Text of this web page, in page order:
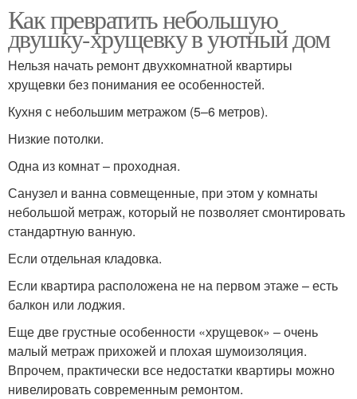
Как превратить небольшую
двушку-хрущевку в уютный дом
Нельзя начать ремонт двухкомнатной квартиры
хрущевки без понимания ее особенностей.
Кухня с небольшим метражом (5–6 метров).
Низкие потолки.
Одна из комнат – проходная.
Санузел и ванна совмещенные, при этом у комнаты
небольшой метраж, который не позволяет смонтировать
стандартную ванную.
Если отдельная кладовка.
Если квартира расположена не на первом этаже – есть
балкон или лоджия.
Еще две грустные особенности «хрущевок» – очень
малый метраж прихожей и плохая шумоизоляция.
Впрочем, практически все недостатки квартиры можно
нивелировать современным ремонтом.